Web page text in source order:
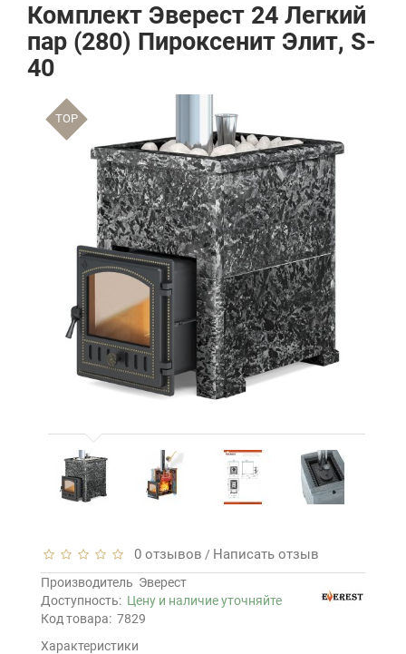
Комплект Эверест 24 Легкий
пар (280) Пироксенит Элит, S-
40
TOP
0 отзывов / Написать отзыв
Производитель Эверест
Доступность: Цену и наличие уточняйте
Код товара: 7829
Характеристики